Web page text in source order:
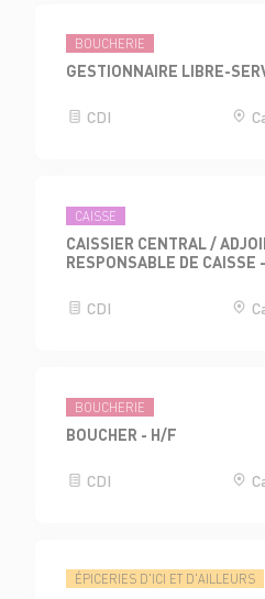
BOUCHERIE
GESTIONNAIRE LIBRE-
CDI
CAISSE
CAISSIER CENTRAL /
RESPONSABLE DE CAISSE
CDI
BOUCHERIE
BOUCHER - H/F
CDI
ÉPICERIES D'ICI ET D'AILLEURS